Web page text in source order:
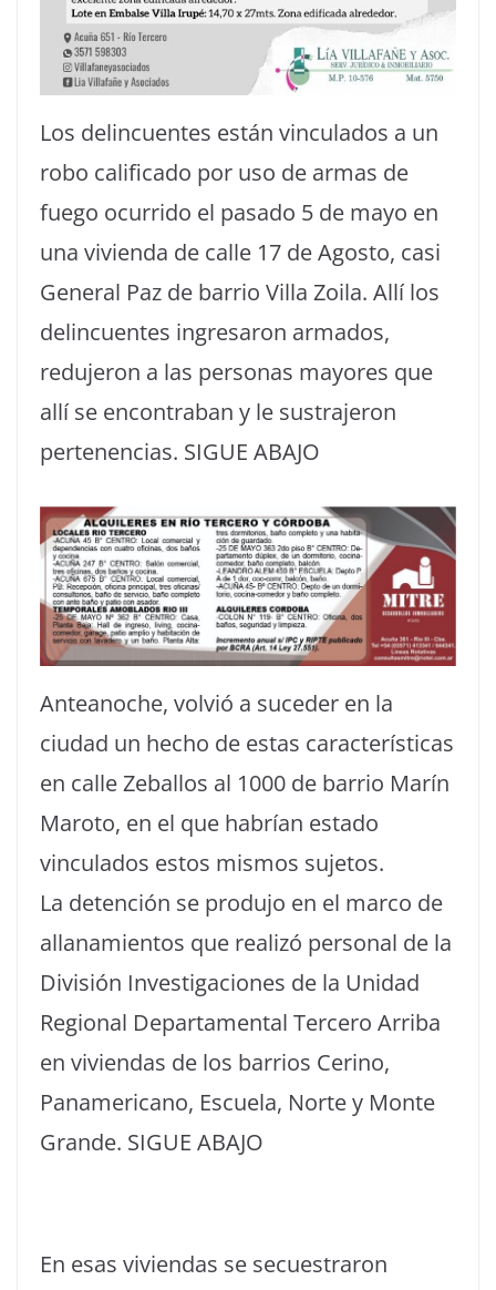
Los delincuentes están vinculados a un
robo calificado por uso de armas de
fuego ocurrido el pasado 5 de mayo en
una vivienda de calle 17 de Agosto, casi
General Paz de barrio Villa Zoila. Allí los
delincuentes ingresaron armados,
redujeron a las personas mayores que
allí se encontraban y le sustrajeron
pertenencias. SIGUE ABAJO
Anteanoche, volvió a suceder en la
ciudad un hecho de estas características
en calle Zeballos al 1000 de barrio Marín
Maroto, en el que habrían estado
vinculados estos mismos sujetos.
La detención se produjo en el marco de
allanamientos que realizó personal de la
División Investigaciones de la Unidad
Regional Departamental Tercero Arriba
en viviendas de los barrios Cerino,
Panamericano, Escuela, Norte y Monte
Grande. SIGUE ABAJO
En esas viviendas se secuestraron